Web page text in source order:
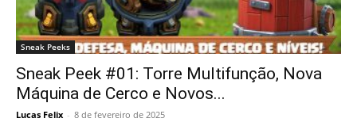
Sneak Peeks
Sneak Peek #01: Torre Multifunção, Nova
Máquina de Cerco e Novos...
Lucas Felix - 8 de fevereiro de 2025